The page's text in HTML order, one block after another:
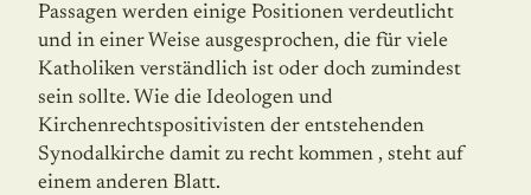
Passagen werden einige Positionen verdeutlicht
und in einer Weise ausgesprochen, die für viele
Katholiken verständlich ist oder doch zumindest
sein sollte. Wie die Ideologen und
Kirchenrechtspositivisten der entstehenden
Synodalkirche damit zu recht kommen , steht auf
einem anderen Blatt.